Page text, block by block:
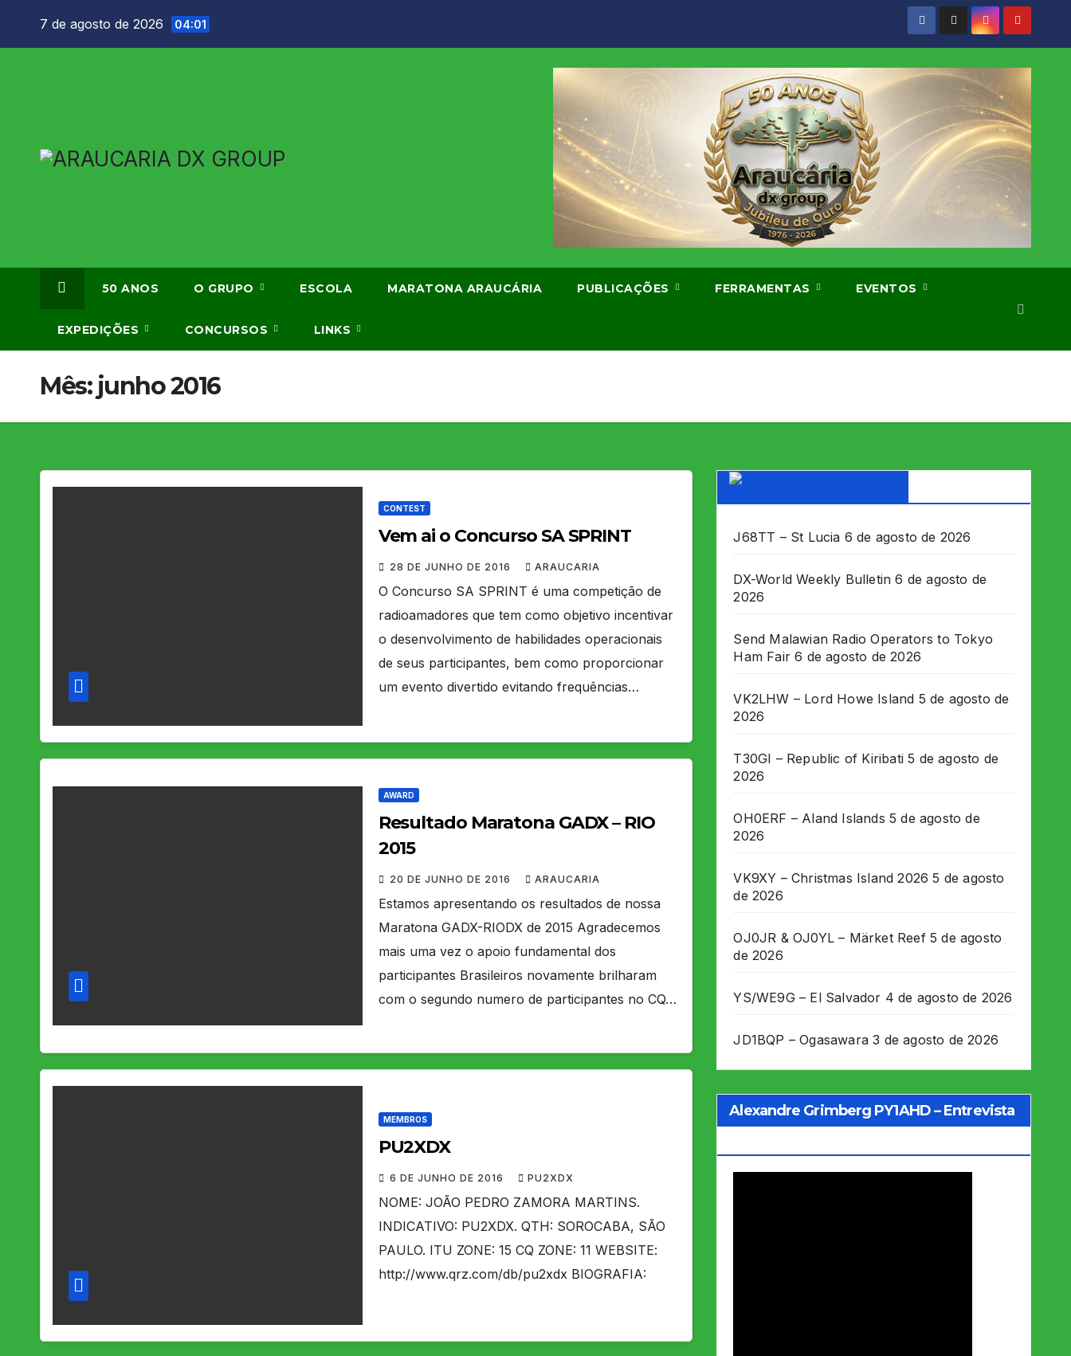
7 de agosto de 2026 04:01
50 ANOS O GRUPO ESCOLA MARATONA ARAUCÁRIA PUBLICAÇÕES FERRAMENTAS EVENTOS
EXPEDIÇÕES CONCURSOS LINKS
Mês: junho 2016
CONTEST
Vem ai o Concurso SA SPRINT
28 DE JUNHO DE 2016 ARAUCARIA
O Concurso SA SPRINT é uma competição de
radioamadores que tem como objetivo incentivar
o desenvolvimento de habilidades operacionais
de seus participantes, bem como proporcionar
um evento divertido evitando frequências…
AWARD
Resultado Maratona GADX – RIO
2015
20 DE JUNHO DE 2016 ARAUCARIA
Estamos apresentando os resultados de nossa
Maratona GADX-RIODX de 2015 Agradecemos
mais uma vez o apoio fundamental dos
participantes Brasileiros novamente brilharam
com o segundo numero de participantes no CQ…
MEMBROS
PU2XDX
6 DE JUNHO DE 2016 PU2XDX
NOME: JOÃO PEDRO ZAMORA MARTINS.
INDICATIVO: PU2XDX. QTH: SOROCABA, SÃO
PAULO. ITU ZONE: 15 CQ ZONE: 11 WEBSITE:
http://www.qrz.com/db/pu2xdx BIOGRAFIA:
J68TT – St Lucia 6 de agosto de 2026
DX-World Weekly Bulletin 6 de agosto de
2026
Send Malawian Radio Operators to Tokyo
Ham Fair 6 de agosto de 2026
VK2LHW – Lord Howe Island 5 de agosto de
2026
T30GI – Republic of Kiribati 5 de agosto de
2026
OH0ERF – Aland Islands 5 de agosto de
2026
VK9XY – Christmas Island 2026 5 de agosto
de 2026
OJ0JR & OJ0YL – Märket Reef 5 de agosto
de 2026
YS/WE9G – El Salvador 4 de agosto de 2026
JD1BQP – Ogasawara 3 de agosto de 2026
Alexandre Grimberg PY1AHD – Entrevista